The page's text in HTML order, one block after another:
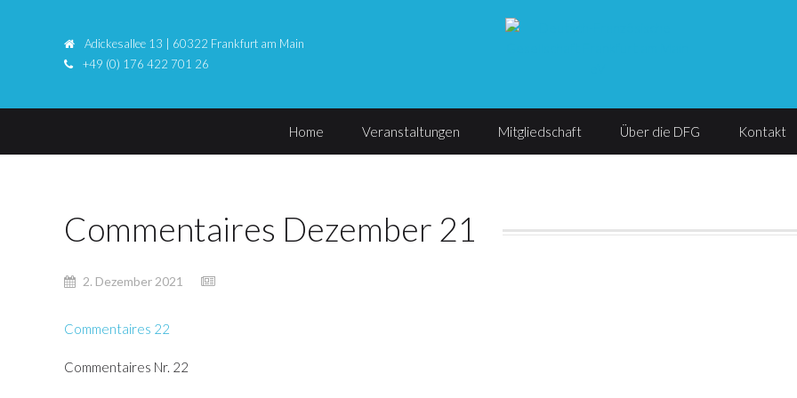
Adickesallee 13 | 60322 Frankfurt am Main
+49 (0) 176 422 701 26
Home Veranstaltungen Mitgliedschaft Über die DFG Kontakt
Commentaires Dezember 21
2. Dezember 2021
Commentaires 22
Commentaires Nr. 22